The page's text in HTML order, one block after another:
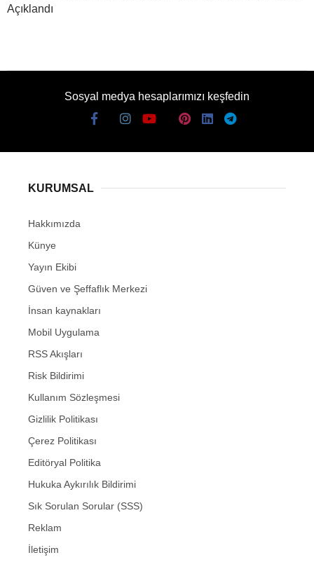
Açıklandı
Sosyal medya hesaplarımızı keşfedin
KURUMSAL
Hakkımızda
Künye
Yayın Ekibi
Güven ve Şeffaflık Merkezi
İnsan kaynakları
Mobil Uygulama
RSS Akışları
Risk Bildirimi
Kullanım Sözleşmesi
Gizlilik Politikası
Çerez Politikası
Editöryal Politika
Hukuka Aykırılık Bildirimi
Sık Sorulan Sorular (SSS)
Reklam
İletişim